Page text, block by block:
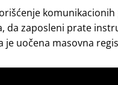
zaposleni prate
je uočena masovna